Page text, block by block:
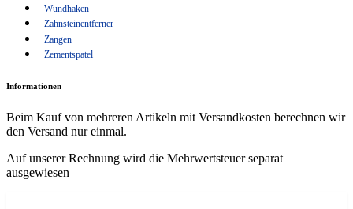
Wundhaken
Zahnsteinentferner
Zangen
Zementspatel
Informationen
Beim Kauf von mehreren Artikeln mit Versandkosten berechnen wir
den Versand nur einmal.
Auf unserer Rechnung wird die Mehrwertsteuer separat
ausgewiesen